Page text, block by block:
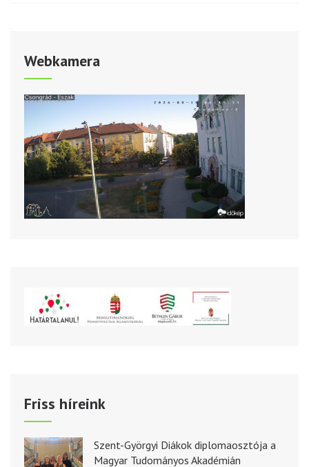
Webkamera
Friss híreink
Szent-Györgyi Diákok diplomaosztója a
Magyar Tudományos Akadémián